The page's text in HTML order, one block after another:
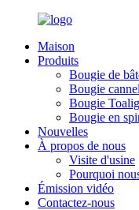
Maison
Produits
Bougie de
Bougie
Bougie
Bougie en
Nouvelles
À propos de nous
Visite d'usine
Pourquoi
Émission vidéo
Contactez-nous